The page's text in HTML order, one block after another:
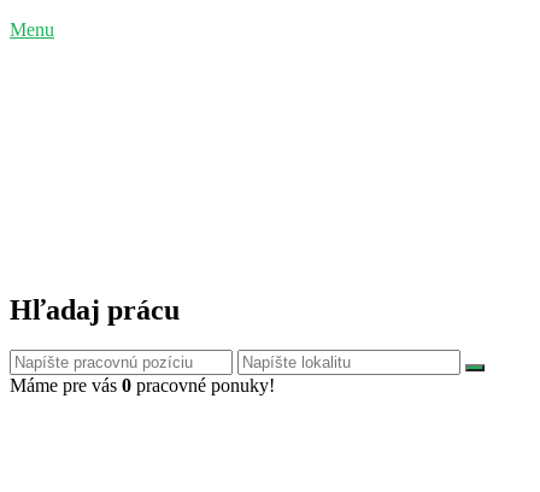
Menu
Hľadaj prácu
Máme pre vás 0 pracovné ponuky!